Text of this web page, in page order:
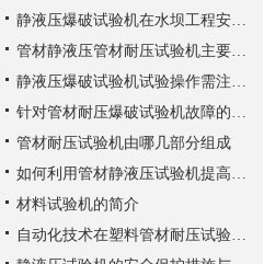
静液压爆破试验机在水坝工程安全评估中的应用
管材静液压管材耐压试验机主要有哪些特点？
静液压爆破试验机试验操作需注意哪些安全事项？
针对管材耐压爆破试验机故障的预防措施
管材耐压试验机由哪几部分组成
如何利用管材静液压试验机提高生产效率？
材料试验机的简介
自动化技术在塑料管材耐压试验机中的应用